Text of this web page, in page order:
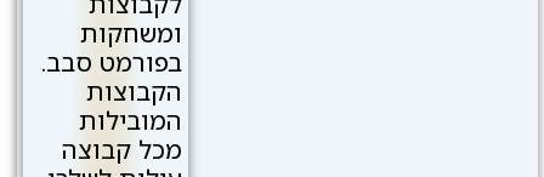
ומשחקות
בפורמט סבב.
הקבוצות
המובילות
מכל קבוצה